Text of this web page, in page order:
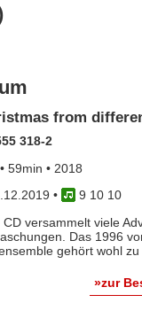
from
318-2
59min • 2018
•
9 10 10
CD versammelt viele
Das 1996
gehört wohl
»zur